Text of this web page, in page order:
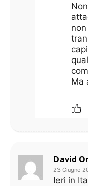
Ma
David
23 Giugno
Ieri in